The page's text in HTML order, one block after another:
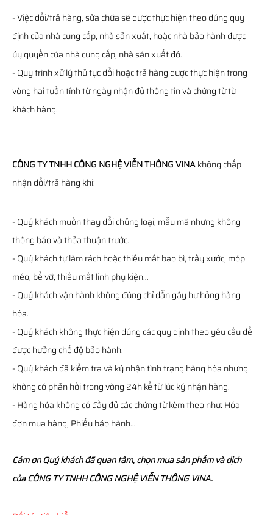
- Việc đổi/trả hàng, sửa chữa sẽ được thực hiện theo đúng quy
định của nhà cung cấp, nhà sản xuất, hoặc nhà bảo hành được
ủy quyền của nhà cung cấp, nhà sản xuất đó.
- Quy trình xử lý thủ tục đổi hoặc trả hàng được thực hiện trong
vòng hai tuần tính từ ngày nhận đủ thông tin và chứng từ từ
khách hàng.
CÔNG TY TNHH CÔNG NGHỆ VIỄN THÔNG VINAkhông chấp
nhận đổi/trả hàng khi:
- Quý khách muốn thay đổi chủng loại, mẫu mã nhưng không
thông báo và thỏa thuận trước.
- Quý khách tự làm rách hoặc thiếu mất bao bì, trầy xước, móp
méo, bể vỡ, thiếu mất linh phụ kiện…
- Quý khách vận hành không đúng chỉ dẫn gây hư hỏng hàng
hóa.
- Quý khách không thực hiện đúng các quy định theo yêu cầu để
được hưởng chế độ bảo hành.
- Quý khách đã kiểm tra và ký nhận tình trạng hàng hóa nhưng
không có phản hồi trong vòng 24h kể từ lúc ký nhận hàng.
- Hàng hóa không có đầy đủ các chứng từ kèm theo như: Hóa
đơn mua hàng, Phiếu bảo hành…
Cám ơn Quý khách đã quan tâm, chọn mua sản phẩm và dịch
của CÔNG TY TNHH CÔNG NGHỆ VIỄN THÔNG VINA.